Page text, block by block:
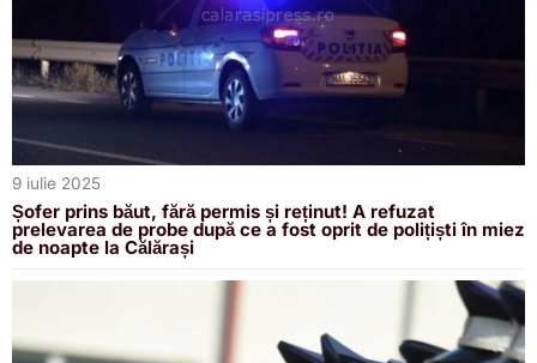
9 iulie 2025
Șofer prins băut, fără permis și reținut! A refuzat
prelevarea de probe după ce a fost oprit de polițiști în miez
de noapte la Călărași